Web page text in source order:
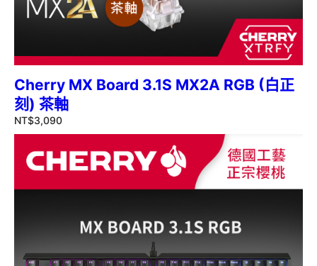
Cherry MX Board 3.1S MX2A RGB (白正
刻) 茶軸
NT$3,090